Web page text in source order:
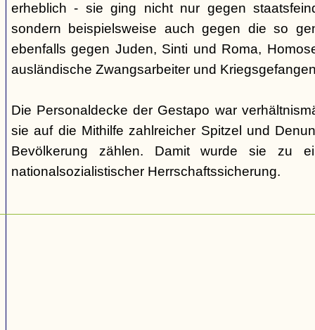
erheblich - sie ging nicht nur gegen
sondern beispielsweise auch gegen die so
ebenfalls gegen Juden, Sinti und Roma,
ausländische Zwangsarbeiter und
Die Personaldecke der Gestapo war
sie auf die Mithilfe zahlreicher Spitzel und
Bevölkerung zählen. Damit wurde sie zu
nationalsozialistischer Herrschaftssicherung.